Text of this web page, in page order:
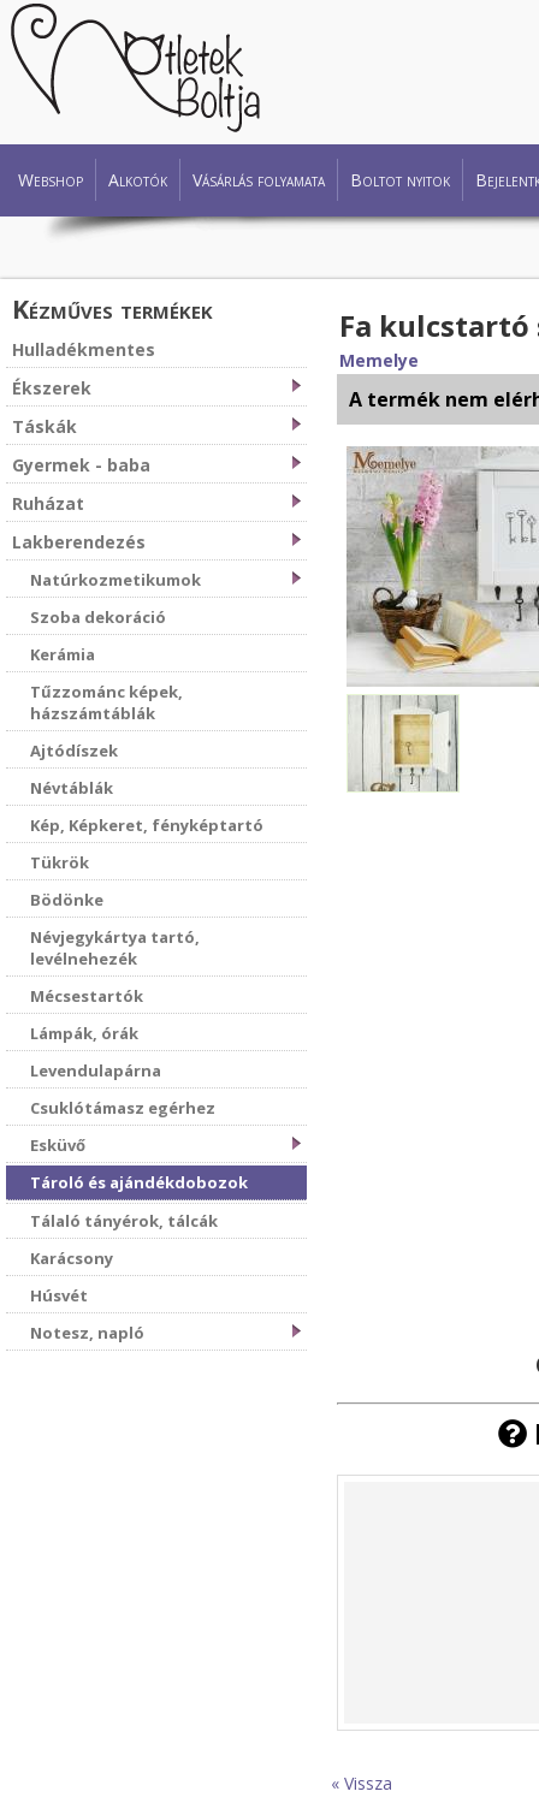
Webshop Alkotók Vásárlás folyamata Boltot nyitok
Kézműves termékek
Hulladékmentes
Ékszerek
Táskák
Gyermek - baba
Ruházat
Lakberendezés
Natúrkozmetikumok
Szoba dekoráció
Kerámia
Tűzzománc képek,
házszámtáblák
Ajtódíszek
Névtáblák
Kép, Képkeret, fényképtartó
Tükrök
Bödönke
Névjegykártya tartó,
levélnehezék
Mécsestartók
Lámpák, órák
Levendulapárna
Csuklótámasz egérhez
Esküvő
Tároló és ajándékdobozok
Tálaló tányérok, tálcák
Karácsony
Húsvét
Notesz, napló
Fa
Memelye
A termék nem
« Vissza